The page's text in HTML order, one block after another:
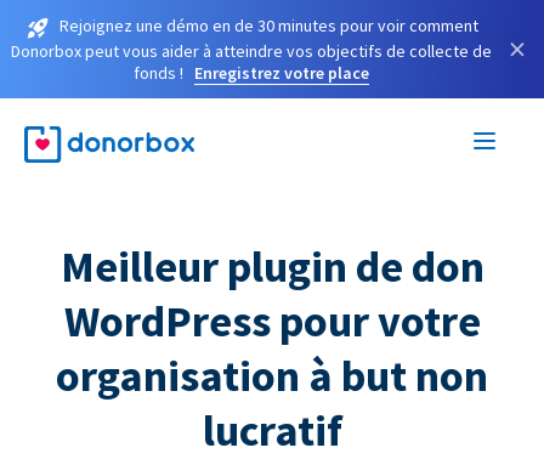
Rejoignez une démo en de 30 minutes pour voir comment
Donorbox peut vous aider à atteindre vos objectifs de collecte de
fonds !
Enregistrez votre place
×
Meilleur plugin de don
WordPress pour votre
organisation à but non
lucratif